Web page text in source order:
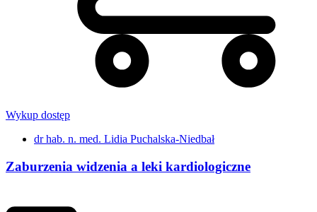
Wykup dostęp
dr hab. n. med. Lidia Puchalska-Niedbał
Zaburzenia widzenia a leki kardiologiczne